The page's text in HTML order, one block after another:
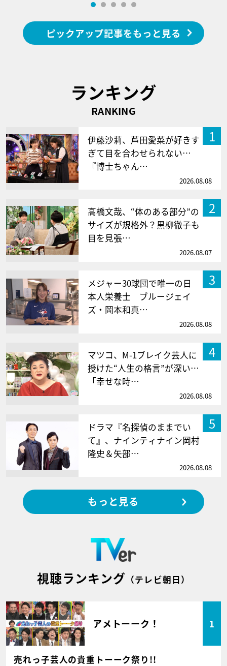
ピックアップ記事をもっと見る
ランキング
RANKING
1
伊藤沙莉、芦田愛菜が好きす
ぎて目を合わせられない…
『博士ちゃん…
2026.08.08
2
高橋文哉、“体のある部分”の
サイズが規格外？黒柳徹子も
目を見張…
2026.08.07
3
メジャー30球団で唯一の日
本人栄養士 ブルージェイ
ズ・岡本和真…
2026.08.08
4
マツコ、M-1ブレイク芸人に
授けた“人生の格言”が深い…
「幸せな時…
2026.08.08
5
ドラマ『名探偵のままでい
て』、ナインティナイン岡村
隆史＆矢部…
2026.08.08
もっと見る
視聴ランキング （テレビ朝日）
アメトーーク！ 1
売れっ子芸人の貴重トーーク祭り!!